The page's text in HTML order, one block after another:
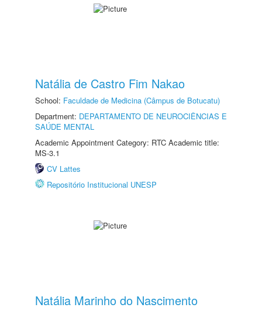
Natália de Castro Fim Nakao
School: Faculdade de Medicina (Câmpus de Botucatu)
Department: DEPARTAMENTO DE NEUROCIÊNCIAS E
SAÚDE MENTAL
Academic Appointment Category: RTC Academic title:
MS-3.1
CV Lattes
Repositório Institucional UNESP
Natália Marinho do Nascimento